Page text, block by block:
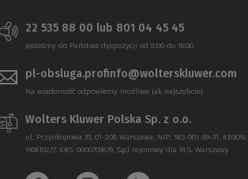
22 535 88 00 lub 801 04 45 45
Jesteśmy do Państwa dyspozycji od 8:00 do 16:00
pl-obsluga.profinfo@wolterskluwer.com
Na wiadomość odpowiemy możliwe jak najszybciej.
Wolters Kluwer Polska Sp. z o.o.
ul. Przyokopowa 33, 01-208 Warszawa; NIP: 583-001-89-31, REGON:
190610277, KRS: 0000709879, Sąd rejonowy dla M.S. Warszawy